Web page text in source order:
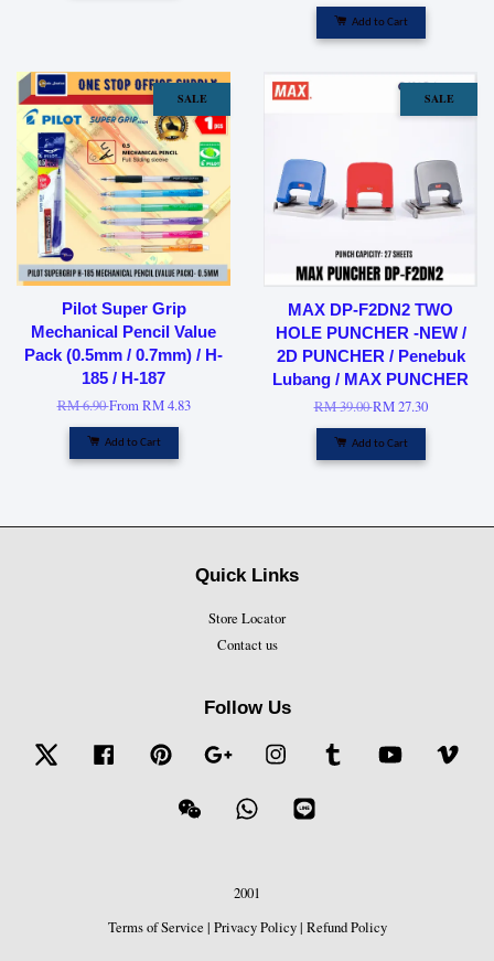
Add to Cart
SALE
Pilot Super Grip
Mechanical Pencil Value
Pack (0.5mm / 0.7mm) / H-
185 / H-187
RM 6.90FromRM 4.83
Add to Cart
SALE
MAX DP-F2DN2 TWO
HOLE PUNCHER -NEW /
2D PUNCHER / Penebuk
Lubang / MAX PUNCHER
RM 39.00RM 27.30
Add to Cart
Quick Links
Store Locator
Contact us
Follow Us
Twitter Facebook Pinterest Google Instagram Tumblr YouTube
Wechat Whatsapp
2001
Terms of Service | Privacy Policy| Refund Policy